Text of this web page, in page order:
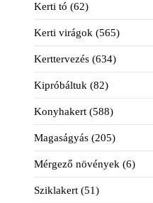
Kerti tó (62)
Kerti virágok (565)
Kerttervezés (634)
Kipróbáltuk (82)
Konyhakert (588)
Magaságyás (205)
Mérgező növények (6)
Sziklakert (51)